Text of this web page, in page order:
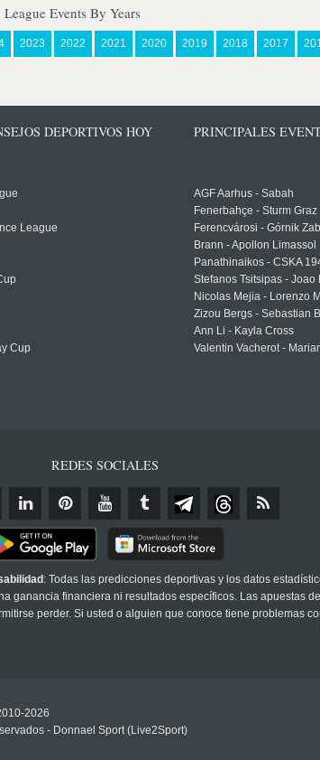
Events By Years
2023 2022 2021 2020 2019 2018 2017
DEPORTIVOS HOY
League
Cup
PRINCIPALES
AGF Aarhus - Sabah
Fenerbahçe - Sturm Graz
Ferencvárosi - Górnik
Brann - Apollon Limassol
Panathinaikos - CSKA
Stefanos Tsitsipas - Joao
Nicolas Mejia - Lorenzo
Zizou Bergs - Sebastian
Ann Li - Kayla Cross
Valentin Vacherot -
REDES SOCIALES
: Todas las predicciones deportivas y los datos
ganancia financiera ni resultados específicos. Las apuestas
perder. Si usted o alguien que conoce tiene problemas
2026
- Donnael Sport (Live2Sport)